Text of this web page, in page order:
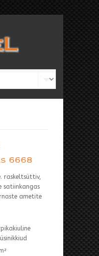
6668
raskeltsüttiv,
satiinkangas
ametite